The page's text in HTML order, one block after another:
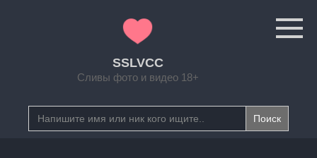
SSLVCC
Сливы фото и видео 18+
Search
for: